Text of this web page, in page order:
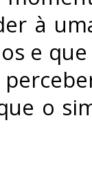
à
e
o